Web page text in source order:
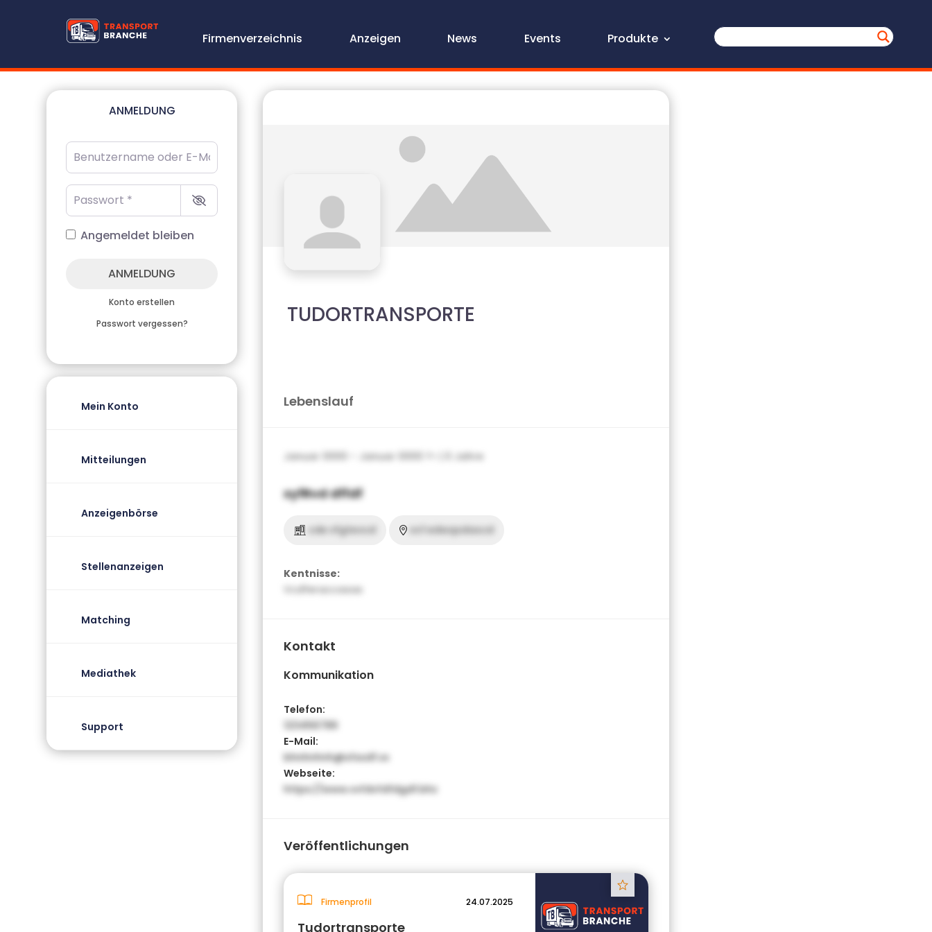
Firmenverzeichnis Anzeigen News Events Produkte
ANMELDUNG
Benutzername oder E-Mail-Adresse
Passwort
Angemeldet bleiben
ANMELDUNG
Konto erstellen
Passwort vergessen?
Mein Konto
Mitteilungen
Anzeigenbörse
Stellenanzeigen
Matching
Mediathek
Support
TUDORTRANSPORTE
Lebenslauf
Januar 0000 – Januar 0000 ?> | 0 Jahre
xyfRvd dffdf
cde vfgtevcd vcf edwqsdascd
Kentnisse:
Vcdferaccasas
Kontakt
Kommunikation
Telefon:
123456789
E-Mail:
bhnhnhnh@sfssdf.vx
Webseite:
https://www.vvfdvfdfdgdf.bhz
Veröffentlichungen
Firmenprofil 24.07.2025
Tudortransporte
Track